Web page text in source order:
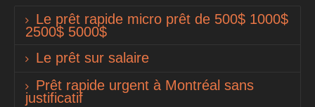
Le prêt rapide micro prêt de 500$ 1000$
2500$ 5000$
Le prêt sur salaire
Prêt rapide urgent à Montréal sans
justificatif